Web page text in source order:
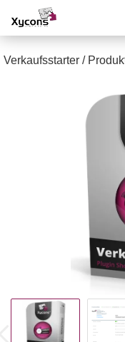
Verkaufsstarter /